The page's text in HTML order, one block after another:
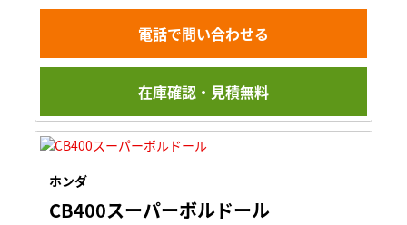
電話で問い合わせる
在庫確認・見積無料
ホンダ
CB400スーパーボルドール